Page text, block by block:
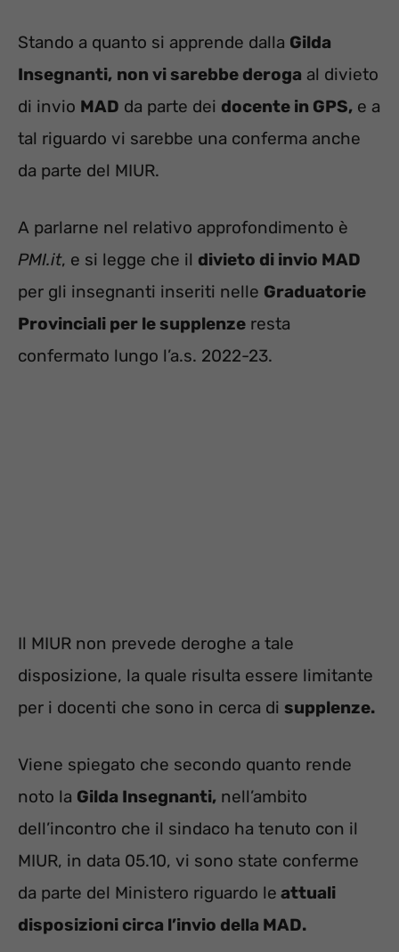
Stando a quanto si apprende dalla Gilda
Insegnanti, non vi sarebbe deroga al divieto
di invio MAD da parte dei docente in GPS, e a
tal riguardo vi sarebbe una conferma anche
da parte del MIUR.
A parlarne nel relativo approfondimento è
PMI.it, e si legge che il divieto di invio MAD
per gli insegnanti inseriti nelle Graduatorie
Provinciali per le supplenze resta
confermato lungo l’a.s. 2022-23.
Il MIUR non prevede deroghe a tale
disposizione, la quale risulta essere limitante
per i docenti che sono in cerca di supplenze.
Viene spiegato che secondo quanto rende
noto la Gilda Insegnanti, nell’ambito
dell’incontro che il sindaco ha tenuto con il
MIUR, in data 05.10, vi sono state conferme
da parte del Ministero riguardo le attuali
disposizioni circa l’invio della MAD.